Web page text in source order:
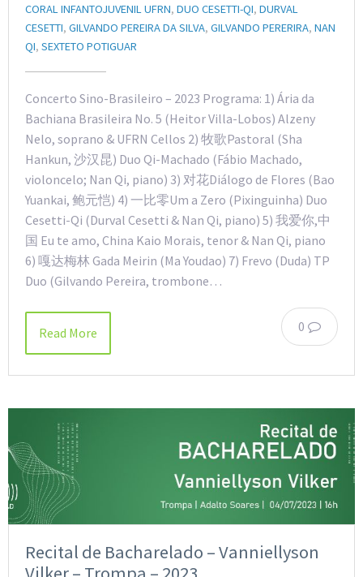
CORAL INFANTOJUVENIL UFRN, DUO CESETTI-QI, DURVAL
CESETTI, GILVANDO PEREIRA DA SILVA, GILVANDO PERERIRA, NAN
QI, SEXTETO POTIGUAR
Concerto Sino-Brasileiro – 2023 Programa: 1) Ária da
Bachiana Brasileira No. 5 (Heitor Villa-Lobos) Alzeny
Nelo, soprano & UFRN Cellos 2) 牧歌Pastoral (Sha
Hankun, 沙汉昆) Duo Qi-Machado (Fábio Machado,
violoncelo; Nan Qi, piano) 3) 对花Diálogo de Flores (Bao
Yuankai, 鲍元恺) 4) 一比零Um a Zero (Pixinguinha) Duo
Cesetti-Qi (Durval Cesetti & Nan Qi, piano) 5) 我爱你,中
国 Eu te amo, China Kaio Morais, tenor & Nan Qi, piano
6) 嘎达梅林 Gada Meirin (Ma Youdao) 7) Frevo (Duda) TP
Duo (Gilvando Pereira, trombone…
0
Read More
Recital de Bacharelado – Vanniellyson